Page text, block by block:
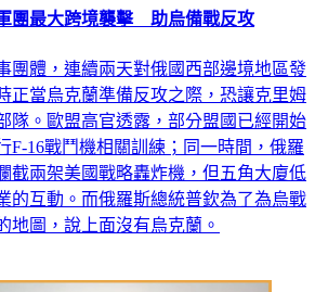
團最大跨境襲擊 助烏備戰反攻
團體，連續兩天對俄國西部邊境地區發
正當烏克蘭準備反攻之際，恐讓克里姆
隊。歐盟高官透露，部分盟國已經開始
F-16戰鬥機相關訓練；同一時間，俄羅
截兩架美國戰略轟炸機，但五角大廈低
的互動。而俄羅斯總統普欽為了為烏戰
地圖，說上面沒有烏克蘭。